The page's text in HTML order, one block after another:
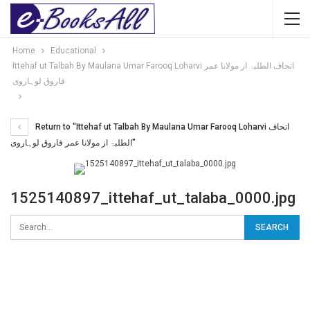
Home
Educational
Ittehaf ut Talbah By Maulana Umar Farooq Loharvi اتحاف الطلبۃ از مولانا عمر
فاروق لوہاروی
Return to "Ittehaf ut Talbah By Maulana Umar Farooq Loharvi اتحاف
الطلبۃ از مولانا عمر فاروق لوہاروی"
1525140897_ittehaf_ut_talaba_0000.jpg